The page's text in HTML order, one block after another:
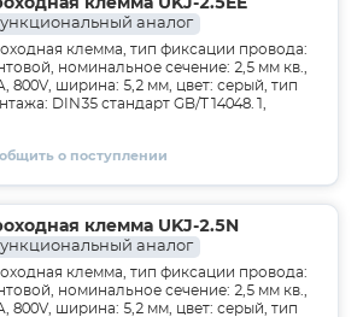
аналог
клемма, тип фиксации провода:
номинальное сечение: 2,5 мм кв.,
800V, ширина: 5,2 мм, цвет: серый, тип
DIN35 стандарт GB/T14048.1,
о поступлении
клемма UKJ-2.5N
аналог
клемма, тип фиксации провода:
номинальное сечение: 2,5 мм кв.,
800V, ширина: 5,2 мм, цвет: серый, тип